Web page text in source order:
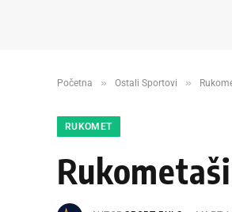
Početna » Ostali Sportovi »
RUKOMET